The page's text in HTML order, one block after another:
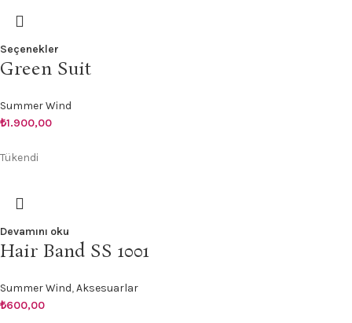
Seçenekler
Green Suit
Summer Wind
₺1.900,00
Tükendi
Devamını oku
Hair Band SS 1001
Summer Wind,Aksesuarlar
₺600,00